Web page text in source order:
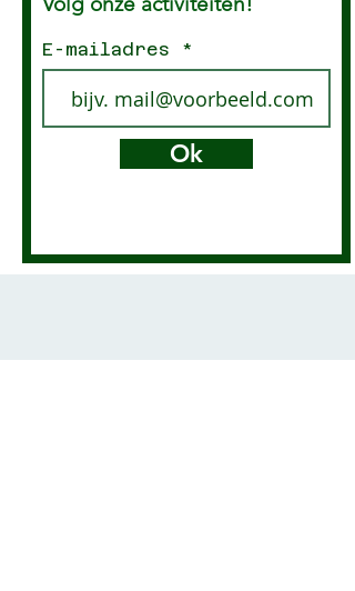
E-mailadres
Ok